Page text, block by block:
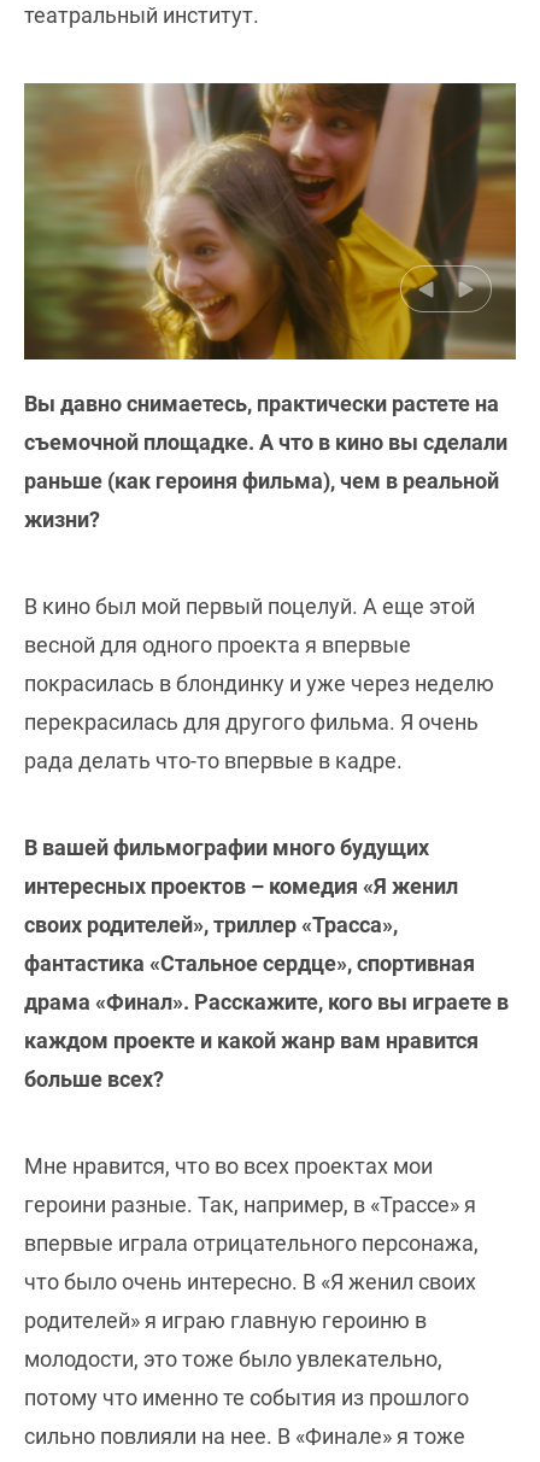
театральный институт.
Вы давно снимаетесь, практически растете на
съемочной площадке. А что в кино вы сделали
раньше (как героиня фильма), чем в реальной
жизни?
В кино был мой первый поцелуй. А еще этой
весной для одного проекта я впервые
покрасилась в блондинку и уже через неделю
перекрасилась для другого фильма. Я очень
рада делать что-то впервые в кадре.
В вашей фильмографии много будущих
интересных проектов – комедия «Я женил
своих родителей», триллер «Трасса»,
фантастика «Стальное сердце», спортивная
драма «Финал». Расскажите, кого вы играете в
каждом проекте и какой жанр вам нравится
больше всех?
Мне нравится, что во всех проектах мои
героини разные. Так, например, в «Трассе» я
впервые играла отрицательного персонажа,
что было очень интересно. В «Я женил своих
родителей» я играю главную героиню в
молодости, это тоже было увлекательно,
потому что именно те события из прошлого
сильно повлияли на нее. В «Финале» я тоже